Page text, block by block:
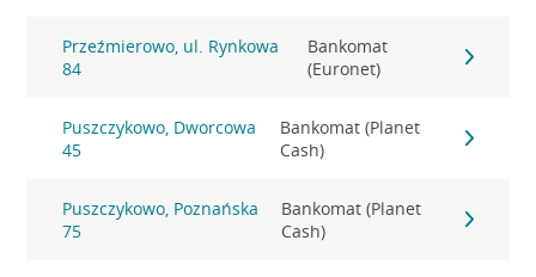
Przeźmierowo, ul. Rynkowa
84
Bankomat
(Euronet)
Puszczykowo, Dworcowa
45
Bankomat (Planet
Cash)
Puszczykowo, Poznańska
75
Bankomat (Planet
Cash)